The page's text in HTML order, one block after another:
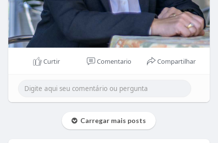
Curtir Comentario Compartilhar
Carregar mais posts